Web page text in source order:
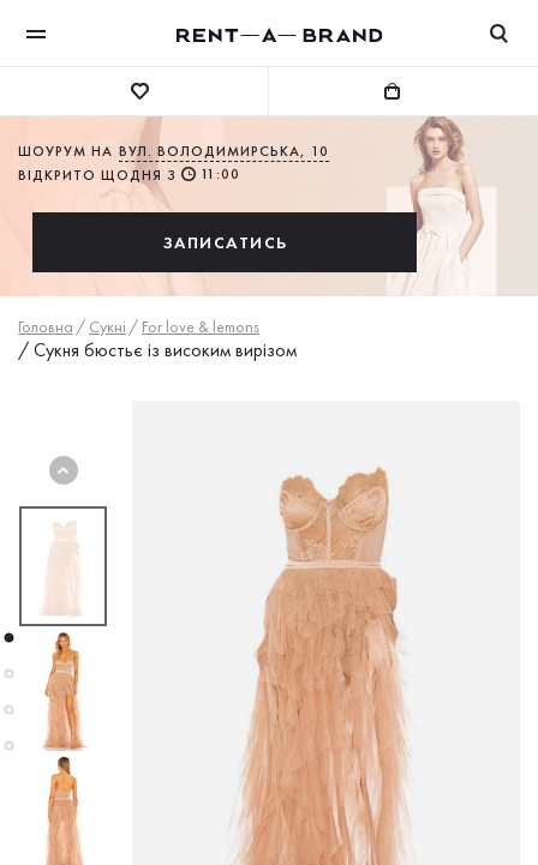
ШОУРУМ НА ВУЛ. ВОЛОДИМИРСЬКА, 10
ВІДКРИТО ЩОДНЯ З
11:00
ЗАПИСАТИСЬ
Головна / Сукнi / For love & lemons
/Сукня бюстьє із високим вирізом